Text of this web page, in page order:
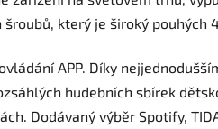
který je široký
APP. Díky
hudebních sbírek
Dodávaný výběr Spotify,